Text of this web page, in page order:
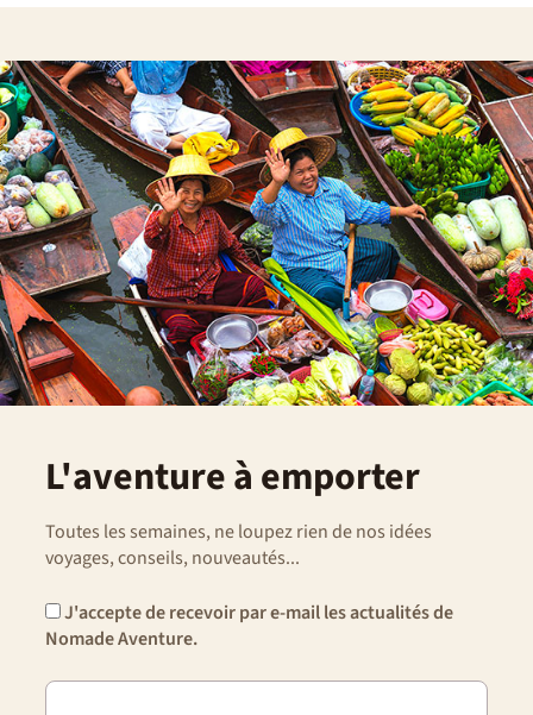
L'aventure à emporter
Toutes les semaines, ne loupez rien de nos idées
voyages, conseils, nouveautés...
J'accepte de recevoir par e-mail les actualités de
Nomade Aventure.